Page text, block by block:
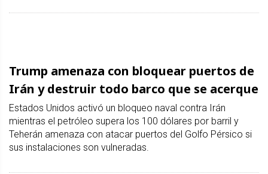
Trump amenaza con bloquear puertos de
Irán y destruir todo barco que se acerque
Estados Unidos activó un bloqueo naval contra Irán
mientras el petróleo supera los 100 dólares por barril y
Teherán amenaza con atacar puertos del Golfo Pérsico si
sus instalaciones son vulneradas.